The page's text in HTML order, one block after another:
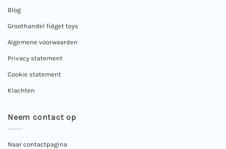
Blog
Groothandel fidget toys
Algemene voorwaarden
Privacy statement
Cookie statement
Klachten
Neem contact op
Naar contactpagina